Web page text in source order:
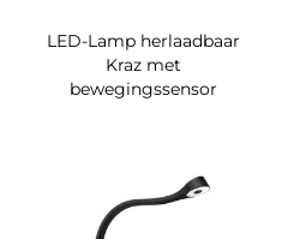
LED-Lamp herlaadbaar
Kraz met
bewegingssensor